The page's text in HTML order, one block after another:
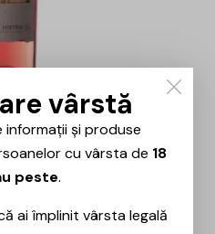
– 0.75L
vârstă
și produse
cu vârsta de 18
peste.
ai împlinit vârsta legală